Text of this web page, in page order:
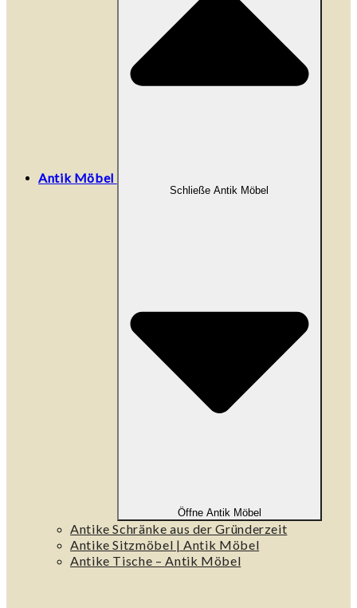
Antik Möbel
Schließe Antik Möbel
Öffne Antik Möbel
Antike Schränke aus der Gründerzeit
Antike Sitzmöbel | Antik Möbel
Antike Tische – Antik Möbel